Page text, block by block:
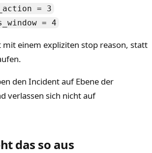
= 3
= 4
mit einem expliziten stop reason, statt
den Incident auf Ebene der
verlassen sich nicht auf
das so aus